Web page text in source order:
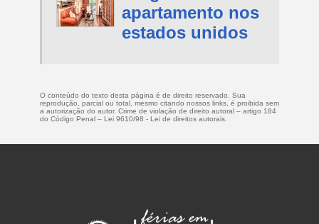
apartamento nos
estados unidos
O conteúdo do texto desta página é de direito reservado. Sua
reprodução, parcial ou total, mesmo citando nossos links, é proibida sem
a autorização do autor. Crime de violação de direito autoral – artigo 184
do Código Penal – Lei 9610/98 - Lei de direitos autorais